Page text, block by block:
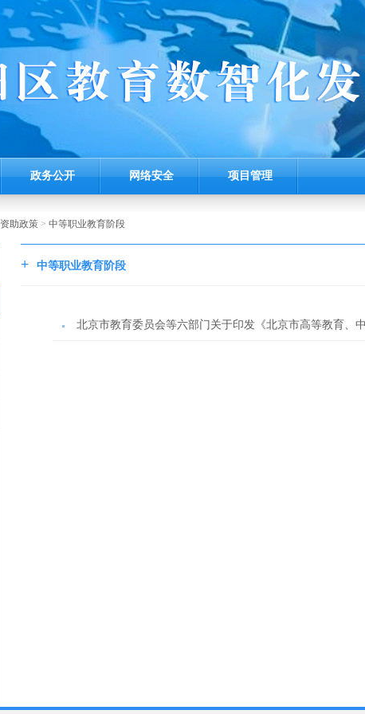
政务公开 网络安全 项目管理
资助政策 > 中等职业教育阶段
+ 中等职业教育阶段
北京市教育委员会等六部门关于印发《北京市高等教育、